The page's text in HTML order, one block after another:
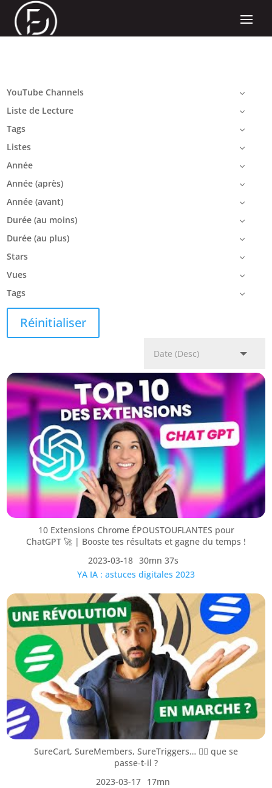
YouTube Channels
Liste de Lecture
Tags
Listes
Année
Année (après)
Année (avant)
Durée (au moins)
Durée (au plus)
Stars
Vues
Tags
Réinitialiser
10 Extensions Chrome ÉPOUSTOUFLANTES pour
ChatGPT 🚀 | Booste tes résultats et gagne du temps !
2023-03-18 30mn 37s
YA IA : astuces digitales 2023
SureCart, SureMembers, SureTriggers… 🤷‍♂️ que se
passe-t-il ?
2023-03-17 17mn